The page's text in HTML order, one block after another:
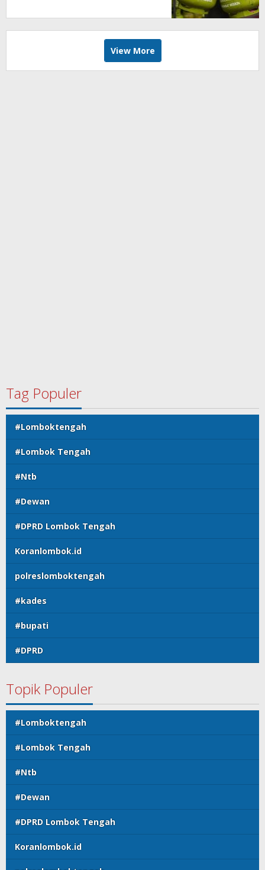
View More
Tag Populer
#Lomboktengah
#Lombok Tengah
#Ntb
#Dewan
#DPRD Lombok Tengah
Koranlombok.id
polreslomboktengah
#kades
#bupati
#DPRD
Topik Populer
#Lomboktengah
#Lombok Tengah
#Ntb
#Dewan
#DPRD Lombok Tengah
Koranlombok.id